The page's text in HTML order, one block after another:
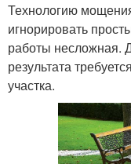
Технологию
игнорировать
работы несложная.
результата
участка.